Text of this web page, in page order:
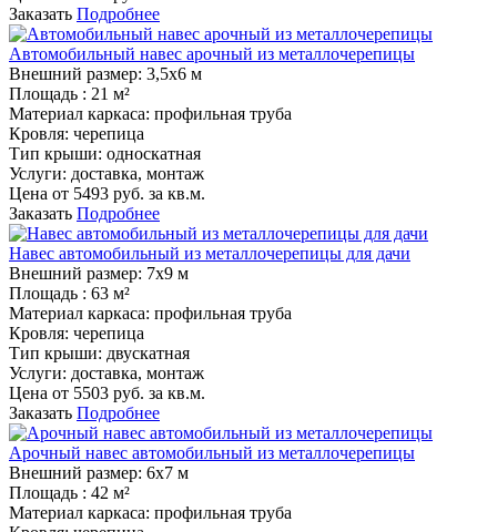
Заказать Подробнее
Автомобильный навес арочный из металлочерепицы
Внешний размер: 3,5х6 м
Площадь : 21 м²
Материал каркаса: профильная труба
Кровля: черепица
Тип крыши: односкатная
Услуги: доставка, монтаж
Цена от 5493 руб. за кв.м.
Заказать Подробнее
Навес автомобильный из металлочерепицы для дачи
Внешний размер: 7х9 м
Площадь : 63 м²
Материал каркаса: профильная труба
Кровля: черепица
Тип крыши: двускатная
Услуги: доставка, монтаж
Цена от 5503 руб. за кв.м.
Заказать Подробнее
Арочный навес автомобильный из металлочерепицы
Внешний размер: 6х7 м
Площадь : 42 м²
Материал каркаса: профильная труба